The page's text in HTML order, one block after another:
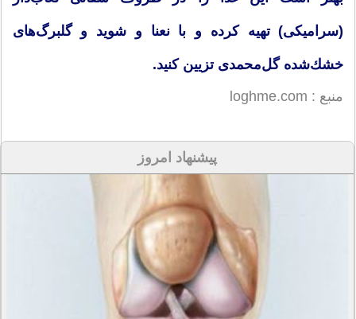
(سرامیكی) تهیه كرده و با نعنا و شوید و گلبرگ‌های
خشك‌شده گل‌محمدی تزیین كنید.
منبع : loghme.com
پیشنهاد امروز